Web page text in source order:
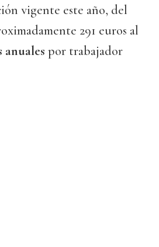
vigente este año, del
291 euros al
anuales por trabajador